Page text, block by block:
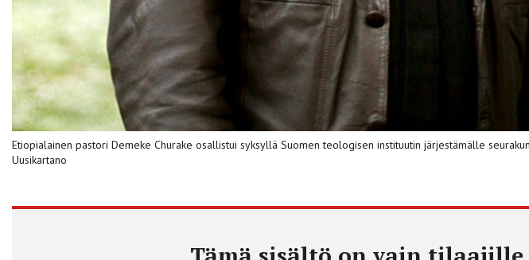
Etiopialainen pastori Demeke Churake osallistui syksyllä Suomen teologisen instituutin järjestämälle
Uusikartano